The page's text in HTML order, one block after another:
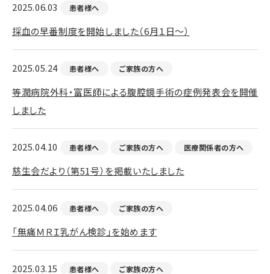
2025.06.03 患者様へ
採血の早番制度を開始しました（6月１日～）
2025.05.24 患者様へ ご家族の方へ
等潤病院外科・富医師による腹腔鏡手術の症例発表会を開催
しました
2025.04.10 患者様へ ご家族の方へ 医療関係者の方へ
慈生会だより（第51号）を掲載いたしました
2025.04.06 患者様へ ご家族の方へ
「無痛ＭＲＩ乳がん検診」を始めます
2025.03.15 患者様へ ご家族の方へ